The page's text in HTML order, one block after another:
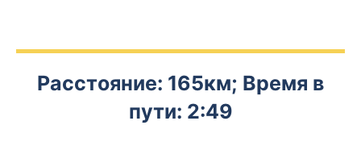
Расстояние: 165км; Время в
пути: 2:49